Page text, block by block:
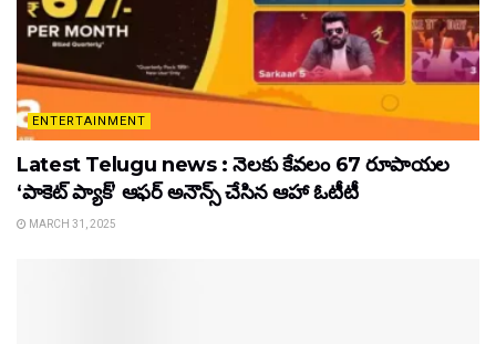
ENTERTAINMENT
Latest Telugu news : నెలకు కేవలం 67 రూపాయల
‘పాకెట్ ప్యాక్’ ఆఫర్ అనౌన్స్ చేసిన ఆహా ఓటీటీ
MARCH 31, 2025